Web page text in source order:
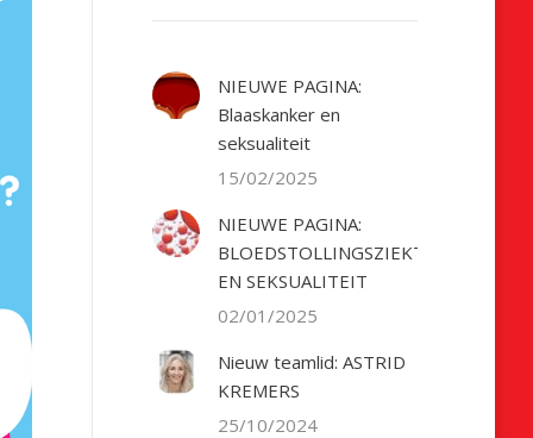
NIEUWE PAGINA:
Blaaskanker en
seksualiteit
15/02/2025
NIEUWE PAGINA:
BLOEDSTOLLINGSZIEKTE
EN SEKSUALITEIT
02/01/2025
Nieuw teamlid: ASTRID
KREMERS
25/10/2024